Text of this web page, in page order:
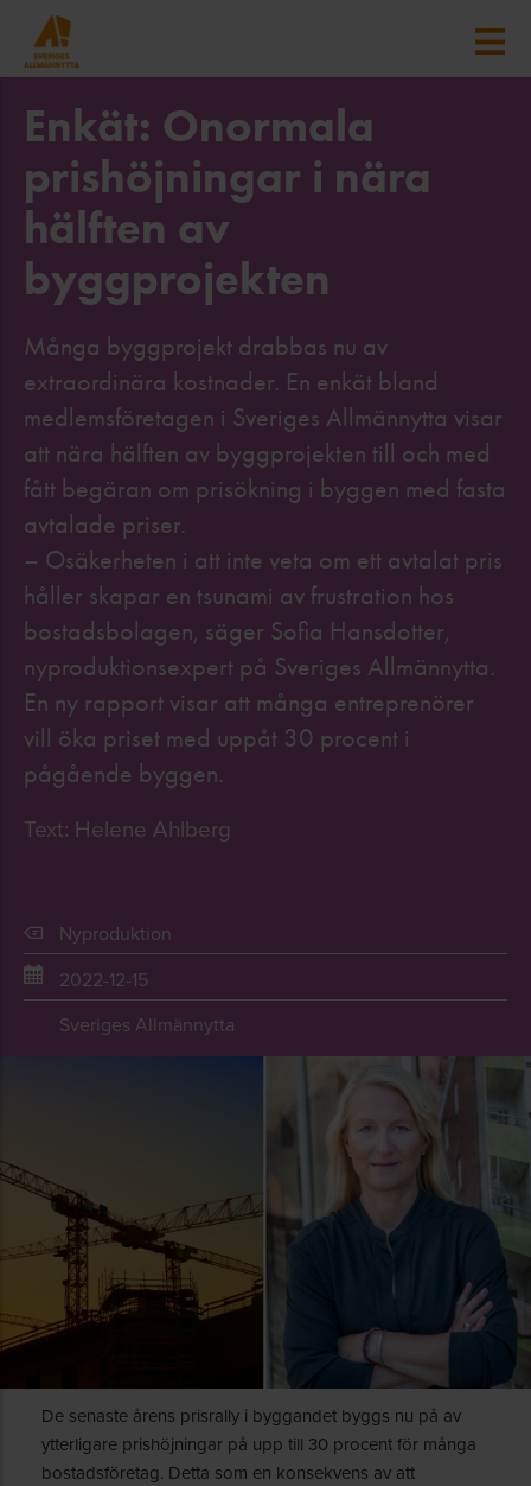
Enkät: Onormala
prishöjningar i nära
hälften av
byggprojekten
Många byggprojekt drabbas nu av
extraordinära kostnader. En enkät bland
medlemsföretagen i Sveriges Allmännytta visar
att nära hälften av byggprojekten till och med
fått begäran om prisökning i byggen med fasta
avtalade priser.
– Osäkerheten i att inte veta om ett avtalat pris
håller skapar en tsunami av frustration hos
bostadsbolagen, säger Sofia Hansdotter,
nyproduktionsexpert på Sveriges Allmännytta.
En ny rapport visar att många entreprenörer
vill öka priset med uppåt 30 procent i
pågående byggen.
Text: Helene Ahlberg
Nyproduktion
2022-12-15
Sveriges Allmännytta
De senaste årens prisrally i byggandet byggs nu på av
ytterligare prishöjningar på upp till 30 procent för många
bostadsföretag. Detta som en konsekvens av att